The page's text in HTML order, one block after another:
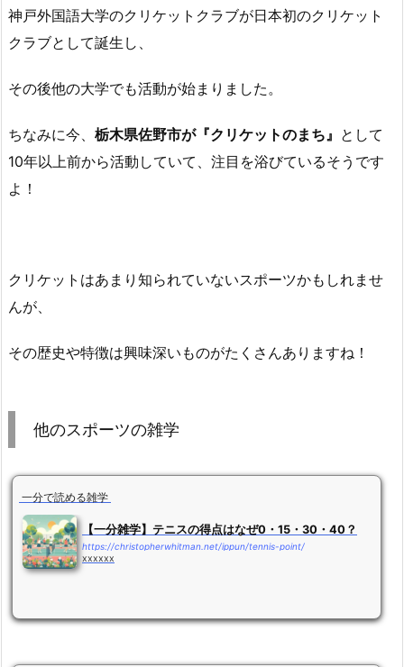
神戸外国語大学のクリケットクラブが日本初のクリケット
クラブとして誕生し、
その後他の大学でも活動が始まりました。
ちなみに今、 栃木県佐野市が『クリケットのまち』 として
10年以上前から活動していて、注目を浴びているそうです
よ！
クリケットはあまり知られていないスポーツかもしれませ
んが、
その歴史や特徴は興味深いものがたくさんありますね！
他のスポーツの雑学
一分で読める雑学
【一分雑学】テニスの得点はなぜ0・15・30・40？
https://christopherwhitman.net/ippun/tennis-point/
xxxxxx